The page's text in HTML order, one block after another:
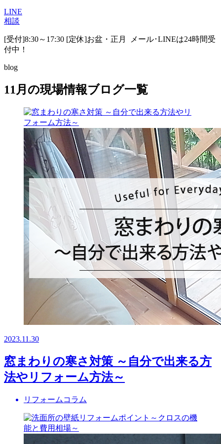
LINE
相談
[受付]8:30～17:30 [定休]お盆・正月
メール･LINEは24時間受
付中！
blog
11月の現場情報ブログ一覧
2023.11.30
窓まわりの寒さ対策 ～自分で出来る方
法やリフォーム方法～
リフォームコラム